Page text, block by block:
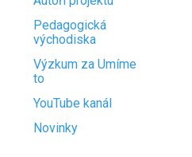
Pedagogická
východiska
Výzkum za Umíme
to
YouTube kanál
Novinky